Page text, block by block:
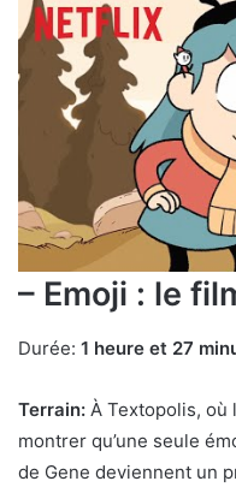
– Emoji : le
Durée: 1 heure et 27
Terrain: À Textopolis, où
montrer qu’une seule
de Gene deviennent un